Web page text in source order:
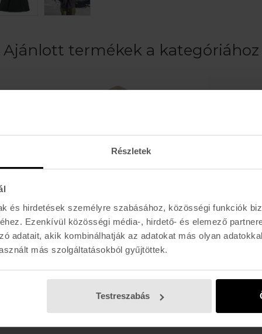
Részletek
és hirdetések személyre szabásához, közösségi funkciók
Ezenkívül közösségi média-, hirdető- és elemező
adatait, akik kombinálhatják az adatokat más olyan
más szolgáltatásokból gyűjtöttek.
Testreszabás
Ajánlott termékek a kategóriához
TREE PO
Ft
ETNIES
CLASSIC ICON HOODIE
30.990 Ft